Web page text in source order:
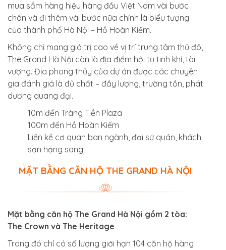
mua sắm hàng hiệu hàng đầu Việt Nam vài bước
chân và đi thêm vài bước nữa chính là biểu tượng
của thành phố Hà Nội – Hồ Hoàn Kiếm.
Không chỉ mang giá trị cao về vị trí trung tâm thủ đô,
The Grand Hà Nội còn là địa điểm hội tụ tinh khí, tài
vượng. Địa phong thủy của dự án được các chuyên
gia đánh giá là đủ chất – đầy lượng, trường tồn, phát
dương quang đại.
10m đến Tràng Tiền Plaza
100m đến Hồ Hoàn Kiếm
Liền kề cơ quan ban ngành, đại sứ quán, khách
sạn hạng sang
MẶT BẰNG CĂN HỘ THE GRAND HÀ NỘI
Mặt bằng căn hộ The Grand Hà Nội gồm 2 tòa:
The Crown và The Heritage
Trong đó chỉ có số lượng giới hạn 104 căn hộ hàng